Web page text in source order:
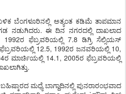
ಬೆಂಗಳೂರಿನಲ್ಲಿ ಅತ್ಯಂತ ಕಡಿಮೆ ತಾಪಮಾನ
ನಡುಗಿದರು. ಈ ದಿನ ನಗರದಲ್ಲಿ ದಾಖಲಾದ
ಫೆಬ್ರವರಿಯಲ್ಲಿ 7.8 ಡಿಗ್ರಿ ಸೆಲ್ಸಿಯಸ್
ಫೆಬ್ರವರಿಯಲ್ಲಿ 12.5, 1992ರ ಜನವರಿಯಲ್ಲಿ 10,
ಮಾರ್ಚಿಯಲ್ಲಿ 14.1, 2005ರ ಫೆಬ್ರವರಿಯಲ್ಲಿ
ಮಧ್ಯೆ ಬಾಗ್ದಾದಿನಲ್ಲಿ ಪುನರಾರಂಭವಾದ